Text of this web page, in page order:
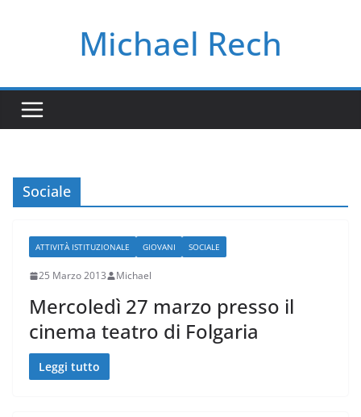
Michael Rech
Sociale
ATTIVITÀ ISTITUZIONALE GIOVANI SOCIALE
25 Marzo 2013 Michael
Mercoledì 27 marzo presso il
cinema teatro di Folgaria
Leggi tutto